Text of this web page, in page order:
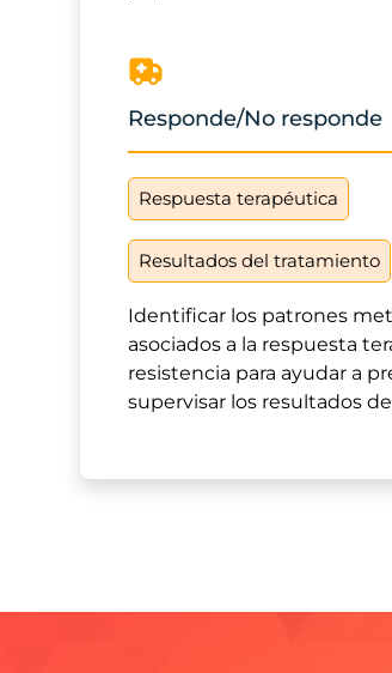
Responde/No responde
Respuesta terapéutica
Resultados del tratamiento
Identificar los patrones
asociados a la respuesta
resistencia para ayudar a
supervisar los resultados